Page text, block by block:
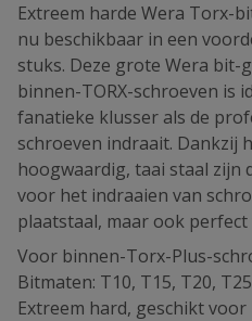
Extreem harde Wera Torx-
nu beschikbaar in een
stuks. Deze grote Wera
binnen-TORX-schroeven is
fanatieke klusser als de
schroeven indraait. Dankzij
hoogwaardig, taai staal zijn
voor het indraaien van
plaatstaal, maar ook
Voor binnen-Torx-Plus-
Bitmaten: T10, T15, T20,
Extreem hard, geschikt